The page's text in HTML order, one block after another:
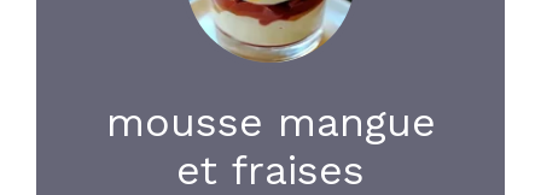
mousse mangue
et fraises